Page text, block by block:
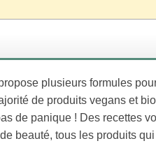
plusieurs formules
de produits vegans et
de panique ! Des recettes
beauté, tous les produits